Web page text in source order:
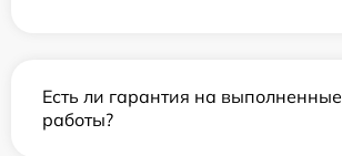
Есть ли гарантия на выполненные
работы?